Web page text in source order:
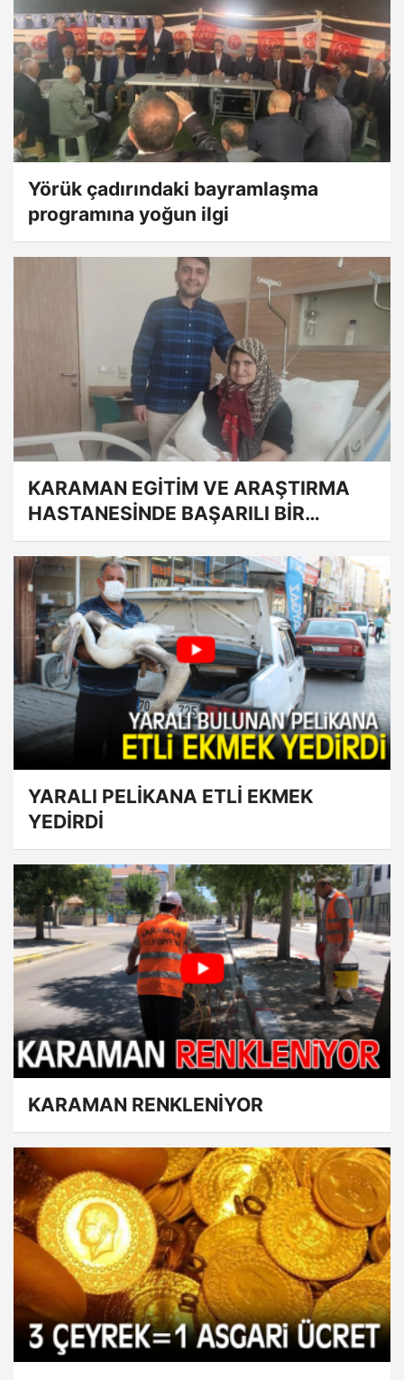
Yörük çadırındaki bayramlaşma
programına yoğun ilgi
KARAMAN EGİTİM VE ARAŞTIRMA
HASTANESİNDE BAŞARILI BİR
AMELİYAT DAHA
YARALI PELİKANA ETLİ EKMEK
YEDİRDİ
KARAMAN RENKLENİYOR